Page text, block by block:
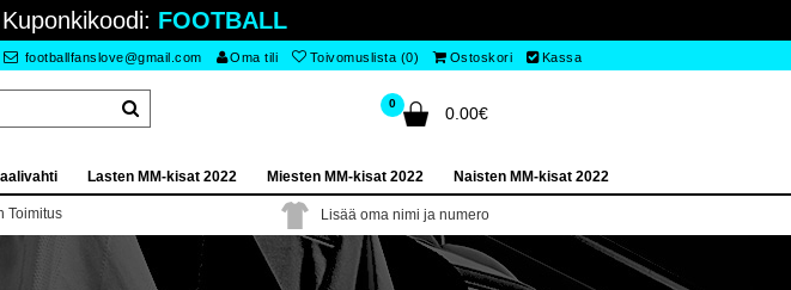
FOOTBALL
footballfanslove@gmail.com Oma tili Toivomuslista (0) Ostoskori Kassa
0
0.00€
Lasten MM-kisat 2022 Miesten MM-kisat 2022 Naisten MM-kisat 2022
Toimitus Lisää oma nimi ja numero